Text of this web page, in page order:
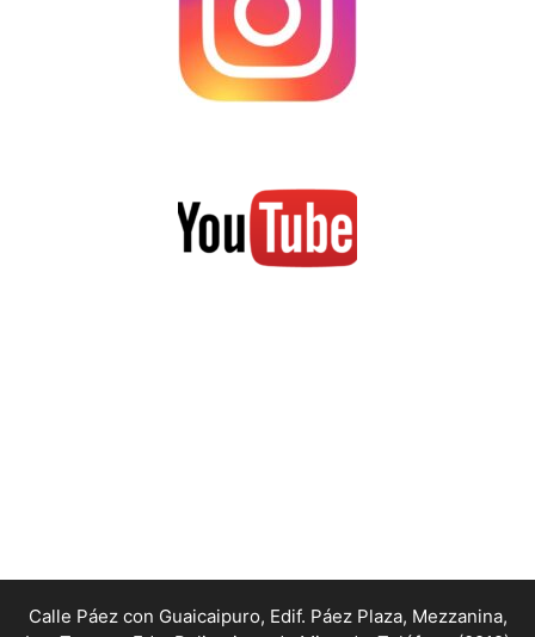
Calle Páez con Guaicaipuro, Edif. Páez Plaza, Mezzanina,